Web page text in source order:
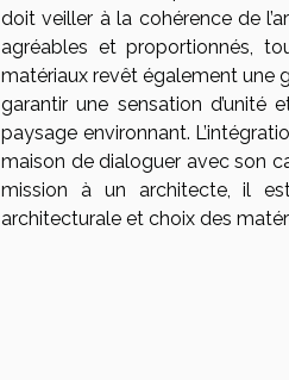
doit veiller à la cohérence de
agréables et proportionnés,
matériaux revêt également une
garantir une sensation d’unité
paysage environnant.
maison de dialoguer avec son
mission à un architecte, il
architecturale et choix des